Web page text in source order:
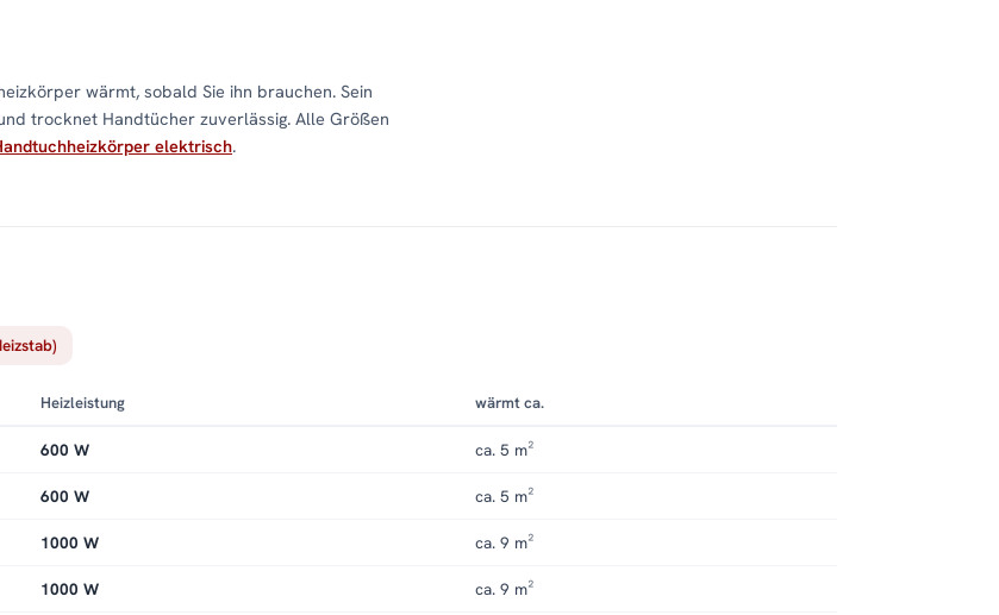
wärmt, sobald Sie ihn brauchen. Sein
trocknet Handtücher zuverlässig. Alle Größen
elektrisch.
Heizleistung wärmt ca.
600 W ca. 5 m²
600 W ca. 5 m²
1000 W ca. 9 m²
1000 W ca. 9 m²